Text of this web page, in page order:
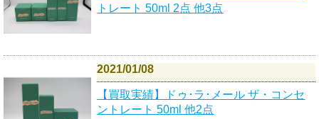
トレート 50ml 2点 他3点
2021/01/08
【買取実績】ドゥ･ラ･メール ザ・コンセ
ントレート 50ml 他2点